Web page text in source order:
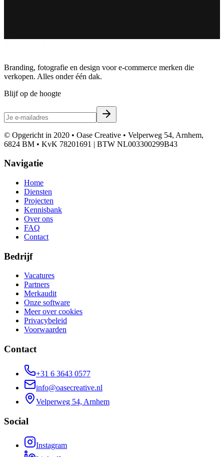
Branding, fotografie en design voor e-commerce merken die
verkopen. Alles onder één dak.
Blijf op de hoogte
© Opgericht in 2020 • Oase Creative • Velperweg 54, Arnhem,
6824 BM • KvK 78201691 | BTW NL003300299B43
Navigatie
Home
Diensten
Projecten
Kennisbank
Over ons
FAQ
Contact
Bedrijf
Vacatures
Partners
Merkaudit
Onze software
Meer over cookies
Privacybeleid
Voorwaarden
Contact
+31 6 3643 0577
info@oasecreative.nl
Velperweg 54, Arnhem
Social
Instagram